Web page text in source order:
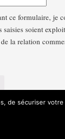
ce formulaire, je
soient
la relation
de sécuriser